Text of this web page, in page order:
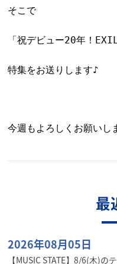
そこで
「祝デビュー20年！
特集をお送りします♪
今週もよろしくお願い
最
2026年08月05日
【MUSIC STATE】8/6(木)の